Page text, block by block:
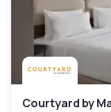
Courtyard by